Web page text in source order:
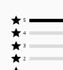
상품평
작성자
중
100%
명이
5
상품평
작성자
중
0%
4
상품평
작성자
중
3
상품평
작성자
2